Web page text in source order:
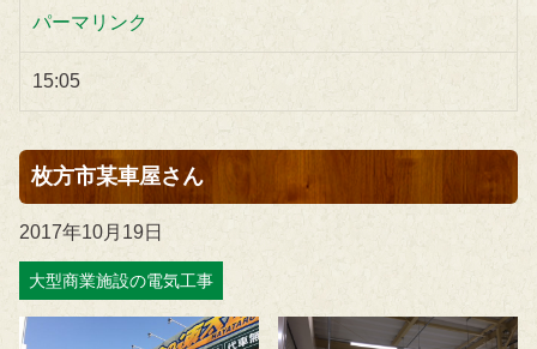
パーマリンク
15:05
枚方市某車屋さん
2017年10月19日
大型商業施設の電気工事